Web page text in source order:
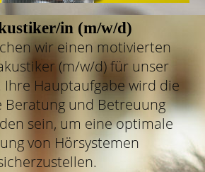
in (m/w/d)
wir einen motivierten
(m/w/d) für unser
Ihre Hauptaufgabe wird die
Beratung und Betreuung
sein, um eine optimale
von Hörsystemen